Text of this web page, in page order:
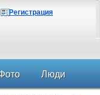
Регистрация
Люди